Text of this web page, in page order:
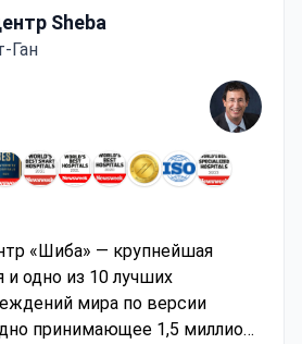
Sheba
Ган
«Шиба» — крупнейшая
и одно из 10 лучших
мира по версии
принимающее 1,5 миллиона